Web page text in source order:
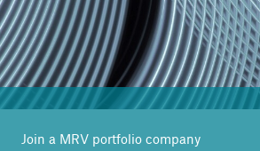
Investment areas
Team
News
Join a MRV portfolio company